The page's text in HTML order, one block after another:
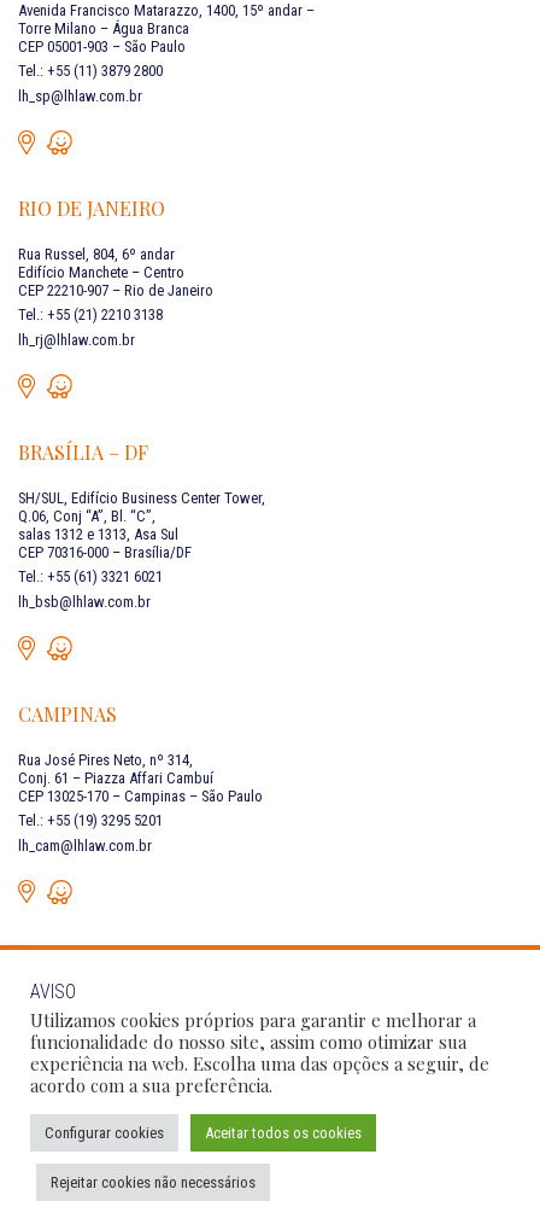
Avenida Francisco Matarazzo, 1400, 15º andar –
Torre Milano – Água Branca
CEP 05001-903 – São Paulo
Tel.: +55 (11) 3879 2800
lh_sp@lhlaw.com.br
RIO DE JANEIRO
Rua Russel, 804, 6º andar
Edifício Manchete – Centro
CEP 22210-907 – Rio de Janeiro
Tel.: +55 (21) 2210 3138
lh_rj@lhlaw.com.br
BRASÍLIA – DF
SH/SUL, Edifício Business Center Tower,
Q.06, Conj “A”, Bl. “C”,
salas 1312 e 1313, Asa Sul
CEP 70316-000 – Brasília/DF
Tel.: +55 (61) 3321 6021
lh_bsb@lhlaw.com.br
CAMPINAS
Rua José Pires Neto, nº 314,
Conj. 61 – Piazza Affari Cambuí
CEP 13025-170 – Campinas – São Paulo
Tel.: +55 (19) 3295 5201
lh_cam@lhlaw.com.br
FALE CONOSCO
Siga as nossas redes sociais:
Política de Privacidade Condições de Uso
AVISO
Utilizamos cookies próprios para garantir e melhorar a
funcionalidade do nosso site, assim como otimizar sua
experiência na web. Escolha uma das opções a seguir, de
acordo com a sua preferência.
Configurar cookies Aceitar todos os cookies
Rejeitar cookies não necessários